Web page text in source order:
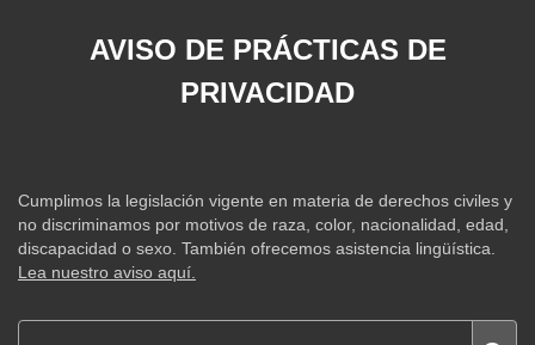
AVISO DE PRÁCTICAS DE
PRIVACIDAD
Cumplimos la legislación vigente en materia de derechos civiles y
no discriminamos por motivos de raza, color, nacionalidad, edad,
discapacidad o sexo. También ofrecemos asistencia lingüística.
Lea nuestro aviso aquí.